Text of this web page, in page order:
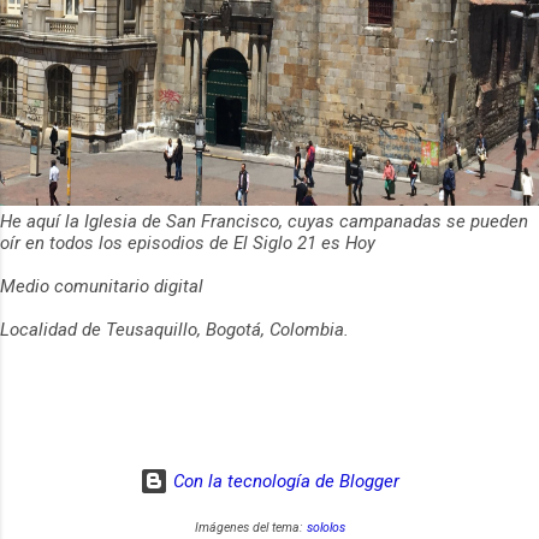
He aquí la Iglesia de San Francisco, cuyas campanadas se pueden
oír en todos los episodios de El Siglo 21 es Hoy
Medio comunitario digital
Localidad de Teusaquillo, Bogotá, Colombia.
Con la tecnología de Blogger
Imágenes del tema: sololos